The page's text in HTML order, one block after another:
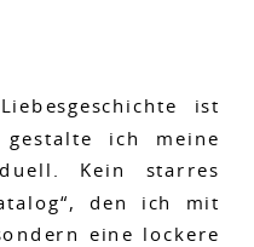
ist
ich meine
Kein starres
den ich mit
eine lockere